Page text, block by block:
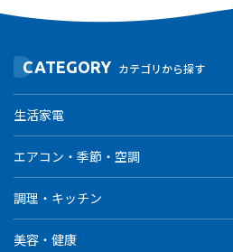
CATEGORY カテゴリから探す
生活家電
エアコン・季節・空調
調理・キッチン
美容・健康